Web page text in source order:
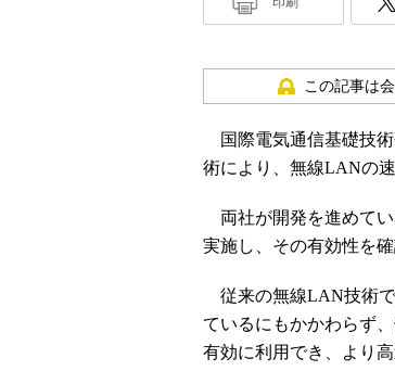
この記事は
国際電気通信基礎技術
術により、無線LANの
両社が開発を進めて
実施し、その有効性を確
従来の無線LAN技術で
ているにもかかわらず
有効に利用でき、より